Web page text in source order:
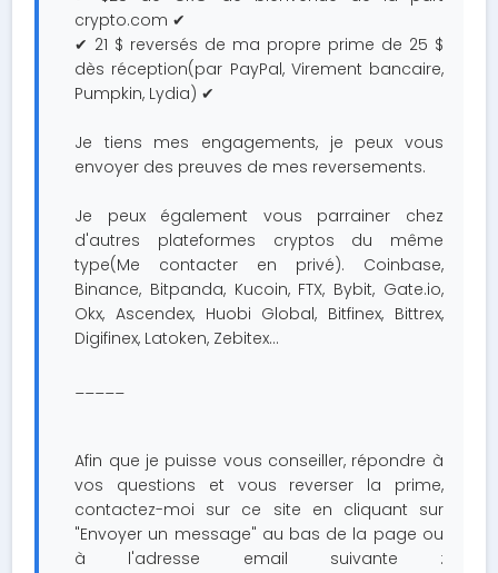
crypto.com ✔
✔ 21 $ reversés de ma propre prime de 25 $
dès réception(par PayPal, Virement bancaire,
Pumpkin, Lydia) ✔
Je tiens mes engagements, je peux vous
envoyer des preuves de mes reversements.
Je peux également vous parrainer chez
d'autres plateformes cryptos du même
type(Me contacter en privé). Coinbase,
Binance, Bitpanda, Kucoin, FTX, Bybit, Gate.io,
Okx, Ascendex, Huobi Global, Bitfinex, Bittrex,
Digifinex, Latoken, Zebitex...
_____
Afin que je puisse vous conseiller, répondre à
vos questions et vous reverser la prime,
contactez-moi sur ce site en cliquant sur
"Envoyer un message" au bas de la page ou
à l'adresse email suivante :